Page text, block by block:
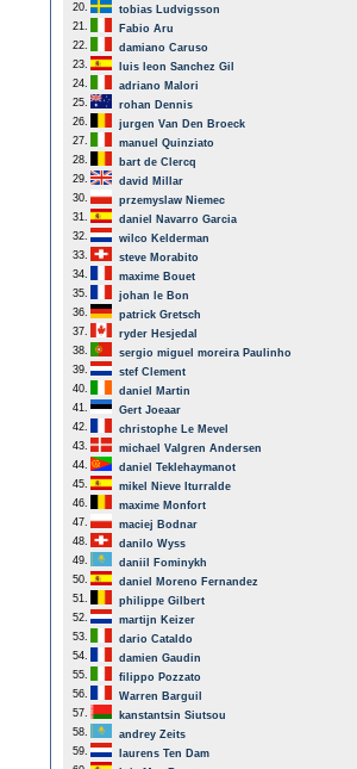
20.
tobias Ludvigsson
21.
Fabio Aru
22.
damiano Caruso
23.
luis leon Sanchez Gil
24.
adriano Malori
25.
rohan Dennis
26.
jurgen Van Den Broeck
27.
manuel Quinziato
28.
bart de Clercq
29.
david Millar
30.
przemyslaw Niemec
31.
daniel Navarro Garcia
32.
wilco Kelderman
33.
steve Morabito
34.
maxime Bouet
35.
johan le Bon
36.
patrick Gretsch
37.
ryder Hesjedal
38.
sergio miguel moreira Paulinho
39.
stef Clement
40.
daniel Martin
41.
Gert Joeaar
42.
christophe Le Mevel
43.
michael Valgren Andersen
44.
daniel Teklehaymanot
45.
mikel Nieve Iturralde
46.
maxime Monfort
47.
maciej Bodnar
48.
danilo Wyss
49.
daniil Fominykh
50.
daniel Moreno Fernandez
51.
philippe Gilbert
52.
martijn Keizer
53.
dario Cataldo
54.
damien Gaudin
55.
filippo Pozzato
56.
Warren Barguil
57.
kanstantsin Siutsou
58.
andrey Zeits
59.
laurens Ten Dam